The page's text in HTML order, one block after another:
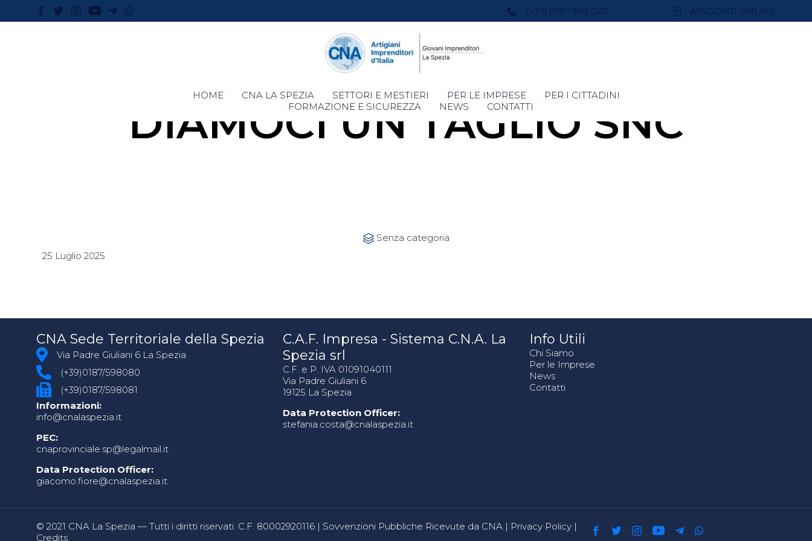
(+39) 0187 598 080 ASSOCIATI ONLINE
Skip
to
HOME CNA LA SPEZIA SETTORI E MESTIERI PER LE IMPRESE
PER I CITTADINI
FORMAZIONE E SICUREZZA
NEWS CONTATTI
DIAMOCI UN TAGLIO SNC
 Category
Senza categoria
25 Luglio 2025
CNA Sede Territoriale della Spezia
Via Padre Giuliani 6 La Spezia
(+39)0187/598080
(+39)0187/598081
Informazioni:
info@cnalaspezia.it
PEC:
cnaprovinciale.sp@legalmail.it
Data Protection Officer:
giacomo.fiore@cnalaspezia.it
C.A.F. Impresa - Sistema C.N.A. La
Spezia srl
C.F. e P. IVA 01091040111
Via Padre Giuliani 6
19125 La Spezia
Data Protection Officer:
stefania.costa@cnalaspezia.it
Info Utili
Chi Siamo
Per le Imprese
News
Contatti
© 2021 CNA La Spezia — Tutti i diritti riservati. C.F. 80002920116 | Sovvenzioni Pubbliche Ricevute da CNA | Privacy Policy |
Credits